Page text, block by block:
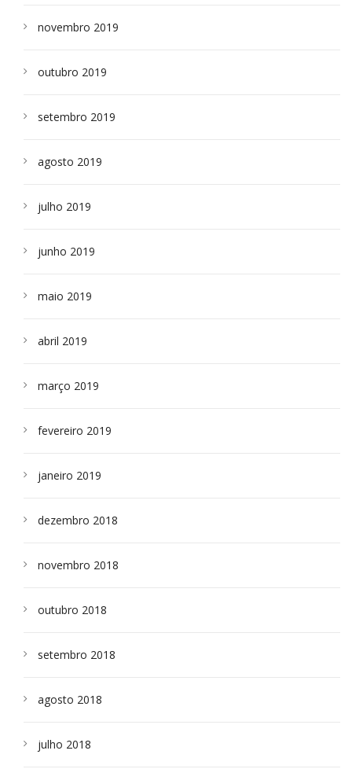
novembro 2019
outubro 2019
setembro 2019
agosto 2019
julho 2019
junho 2019
maio 2019
abril 2019
março 2019
fevereiro 2019
janeiro 2019
dezembro 2018
novembro 2018
outubro 2018
setembro 2018
agosto 2018
julho 2018